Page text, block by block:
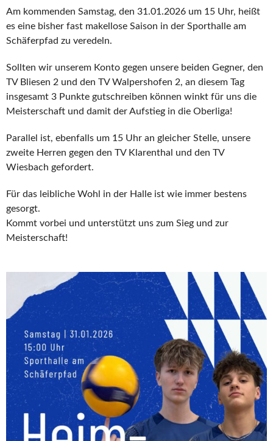
Am kommenden Samstag, den 31.01.2026 um 15 Uhr, heißt
es eine bisher fast makellose Saison in der Sporthalle am
Schäferpfad zu veredeln.
Sollten wir unserem Konto gegen unsere beiden Gegner, den
TV Bliesen 2 und den TV Walpershofen 2, an diesem Tag
insgesamt 3 Punkte gutschreiben können winkt für uns die
Meisterschaft und damit der Aufstieg in die Oberliga!
Parallel ist, ebenfalls um 15 Uhr an gleicher Stelle, unsere
zweite Herren gegen den TV Klarenthal und den TV
Wiesbach gefordert.
Für das leibliche Wohl in der Halle ist wie immer bestens
gesorgt.
Kommt vorbei und unterstützt uns zum Sieg und zur
Meisterschaft!